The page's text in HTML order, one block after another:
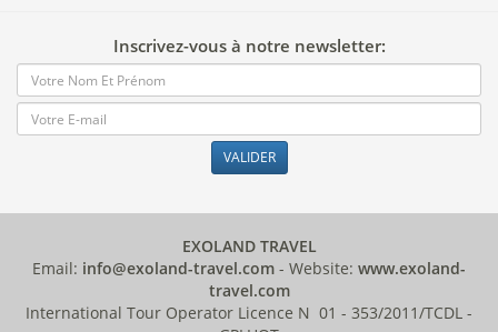
Inscrivez-vous à notre newsletter:
VALIDER
EXOLAND TRAVEL
Email: info@exoland-travel.com - Website: www.exoland-
travel.com
International Tour Operator Licence N 01 - 353/2011/TCDL -